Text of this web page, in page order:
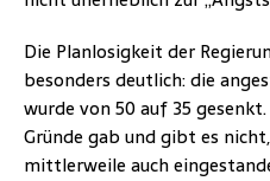
Die Planlosigkeit der
besonders deutlich: die
wurde von 50 auf 35
Gründe gab und gibt es
mittlerweile auch